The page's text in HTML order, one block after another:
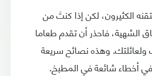
الكثيرون، لكن إذا كنتَ من
الشهية، فاحذر أن تقدم طعاما
وهذه نصائح سريعة
أخطاء شائعة في المطبخ.